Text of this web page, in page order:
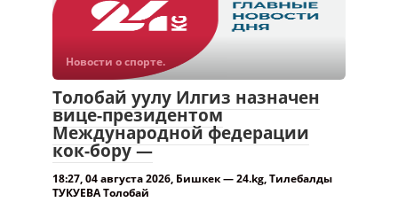
Новости о спорте.
Толобай уулу Илгиз назначен
вице-президентом
Международной федерации
кок-бору —
18:27, 04 августа 2026, Бишкек — 24.kg, Тилебалды
ТУКУЕВА Толобай